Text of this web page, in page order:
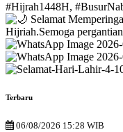
Terbaru
06/08/2026 15:28 WIB